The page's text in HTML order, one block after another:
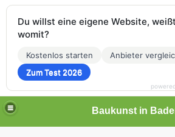
Baukunst in
Du willst eine eigene Website,
womit?
Kostenlos starten
Anbieter
Zum Test 2026